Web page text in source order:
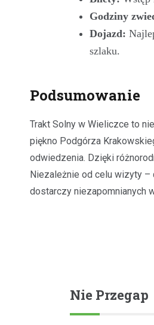
Godziny
Dojazd:
szlaku.
Podsumowanie
Trakt Solny w Wieliczce to
piękno Podgórza
odwiedzenia. Dzięki
Niezależnie od celu wizyty –
dostarczy niezapomnianych
Nie Przegap